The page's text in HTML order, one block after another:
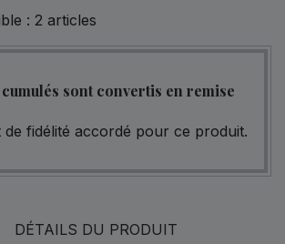
: 2 articles
sont convertis en remise
fidélité accordé pour ce produit.
DÉTAILS DU PRODUIT